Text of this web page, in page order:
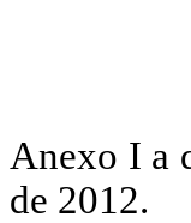
Anexo
de 2012.